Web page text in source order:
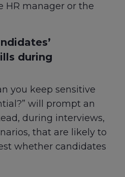
HR manager or the
during
you keep sensitive
will prompt an
during interviews,
that are likely to
whether candidates